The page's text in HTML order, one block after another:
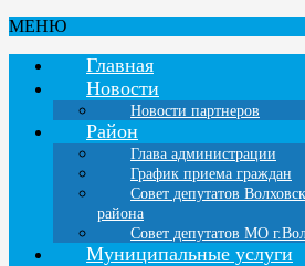
МЕНЮ
Главная
Новости
Новости партнеров
Район
Глава администрации
График приема граждан
Совет депутатов
района
Совет депутатов МО
Муниципальные услуги